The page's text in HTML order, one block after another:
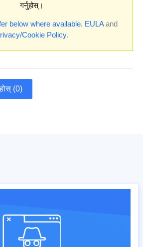
गर्नुहोस्।
below where available. EULAand
Cookie Policy.
(0)